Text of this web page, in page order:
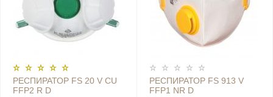
РЕСПИРАТОР FS 20 V CU
FFP2 R D
РЕСПИРАТОР FS 913 V
FFP1 NR D